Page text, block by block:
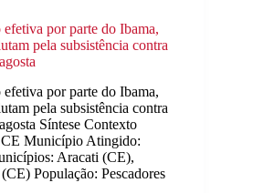
por parte do Ibama,
pela subsistência contra
por parte do Ibama,
pela subsistência contra
Síntese Contexto
Município Atingido:
Aracati (CE),
População: Pescadores